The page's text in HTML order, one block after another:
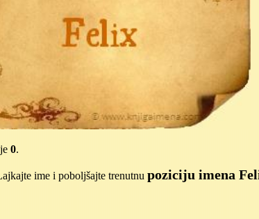
je 0.
ime i poboljšajte trenutnu poziciju imena